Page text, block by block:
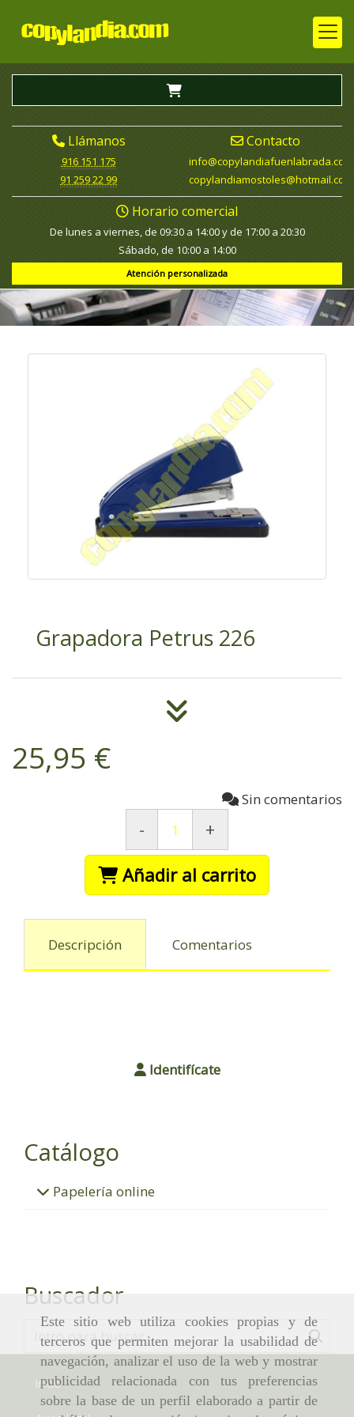
Este sitio web utiliza cookies propias y de
terceros que permiten mejorar la usabilidad de
navegación, analizar el uso de la web y mostrar
publicidad relacionada con tus preferencias
sobre la base de un perfil elaborado a partir de
Llámanos
916 151 175
91 259 22 99
Contacto
info
copylandiafuenlabrada.com
copylandiamostoles
hotmail.com
Horario comercial
De lunes a viernes, de 09:30 a 14:00 y de 17:00 a 20:30
Sábado, de 10:00 a 14:00
Atención personalizada
Grapadora Petrus 226
25,95 €
Sin comentarios
-
+
Añadir al carrito
Descripción Comentarios
Identifícate
Catálogo
Papelería online
Buscador
Inicio